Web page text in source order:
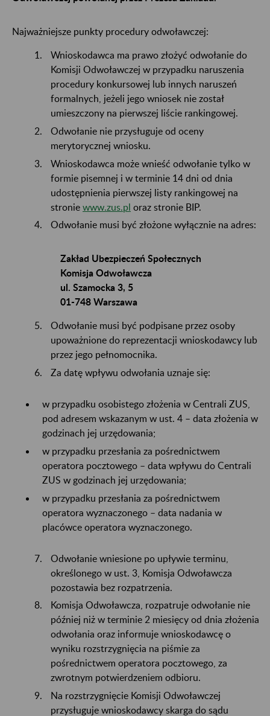
Najważniejsze punkty procedury odwoławczej:
Wnioskodawca ma prawo złożyć odwołanie do
Komisji Odwoławczej w przypadku naruszenia
procedury konkursowej lub innych naruszeń
formalnych, jeżeli jego wniosek nie został
umieszczony na pierwszej liście rankingowej.
Odwołanie nie przysługuje od oceny
merytorycznej wniosku.
Wnioskodawca może wnieść odwołanie tylko w
formie pisemnej i w terminie 14 dni od dnia
udostępnienia pierwszej listy rankingowej na
stronie www.zus.pl oraz stronie BIP.
Odwołanie musi być złożone wyłącznie na adres:
Zakład Ubezpieczeń Społecznych
Komisja Odwoławcza
ul. Szamocka 3, 5
​​​​​​​01-748 Warszawa
Odwołanie musi być podpisane przez osoby
upoważnione do reprezentacji wnioskodawcy lub
przez jego pełnomocnika.
Za datę wpływu odwołania uznaje się:
w przypadku osobistego złożenia w Centrali ZUS,
pod adresem wskazanym w ust. 4 – data złożenia w
godzinach jej urzędowania;
w przypadku przesłania za pośrednictwem
operatora pocztowego – data wpływu do Centrali
ZUS w godzinach jej urzędowania;
w przypadku przesłania za pośrednictwem
operatora wyznaczonego – data nadania w
placówce operatora wyznaczonego.
Odwołanie wniesione po upływie terminu,
określonego w ust. 3, Komisja Odwoławcza
pozostawia bez rozpatrzenia.
Komisja Odwoławcza, rozpatruje odwołanie nie
później niż w terminie 2 miesięcy od dnia złożenia
odwołania oraz informuje wnioskodawcę o
wyniku rozstrzygnięcia na piśmie za
pośrednictwem operatora pocztowego, za
zwrotnym potwierdzeniem odbioru.
Na rozstrzygnięcie Komisji Odwoławczej
przysługuje wnioskodawcy skarga do sądu